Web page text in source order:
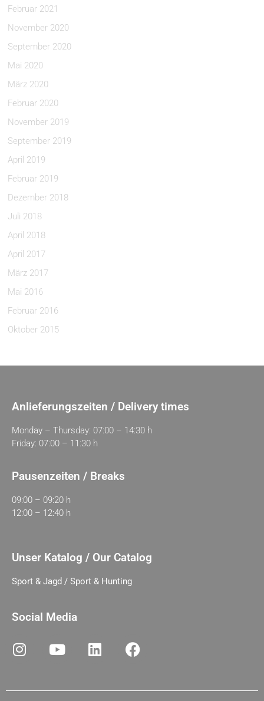
Februar 2021
November 2020
September 2020
Mai 2020
März 2020
Februar 2020
November 2019
September 2019
April 2019
Februar 2019
Dezember 2018
Juli 2018
April 2018
April 2017
März 2017
Mai 2016
Februar 2016
Oktober 2015
Anlieferungszeiten / Delivery times
Monday – Thursday: 07:00 – 14:30 h
Friday: 07:00 – 11:30 h
Pausenzeiten / Breaks
09:00 – 09:20 h
12:00 – 12:40 h
Unser Katalog / Our Catalog
Sport & Jagd / Sport & Hunting
Social Media